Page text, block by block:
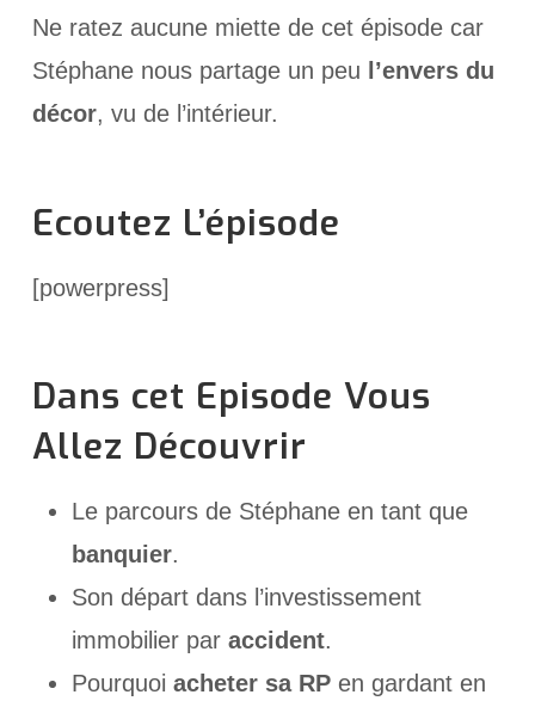
Ne ratez aucune miette de cet épisode car
Stéphane nous partage un peu
l’envers du
décor, vu de l’intérieur.
Ecoutez L’épisode
[powerpress]
Dans cet Episode Vous
Allez Découvrir
Le parcours de Stéphane en tant que
banquier.
Son départ dans l’investissement
immobilier par accident.
Pourquoi acheter sa RPen gardant en